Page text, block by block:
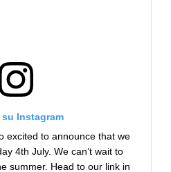
Instagram
excited to announce that we
4th July. We can’t wait to
summer. Head to our link in